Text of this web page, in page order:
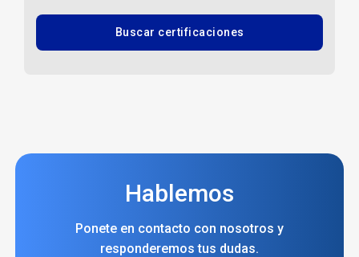
Buscar certificaciones
Hablemos
Ponete en contacto con nosotros y
responderemos tus dudas.